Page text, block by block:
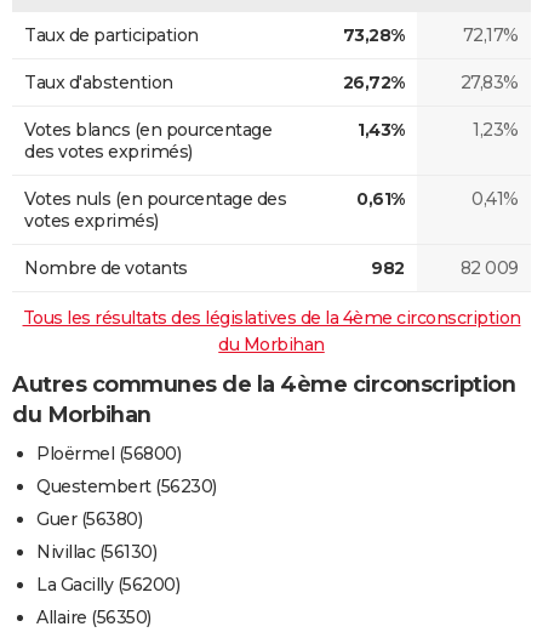
Taux de participation 73,28% 72,17%
Taux d'abstention 26,72% 27,83%
Votes blancs (en pourcentage
des votes exprimés)
1,43% 1,23%
Votes nuls (en pourcentage des
votes exprimés)
0,61% 0,41%
Nombre de votants 982 82 009
Tous les résultats des législatives de la 4ème circonscription
du Morbihan
Autres communes de la 4ème circonscription
du Morbihan
Ploërmel (56800)
Questembert (56230)
Guer (56380)
Nivillac (56130)
La Gacilly (56200)
Allaire (56350)